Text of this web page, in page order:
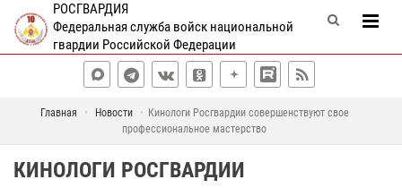
РОСГВАРДИЯ
Федеральная служба войск национальной
гвардии Российской Федерации
Главная Новости
Кинологи Росгвардии совершенствуют свое
профессиональное мастерство
КИНОЛОГИ РОСГВАРДИИ